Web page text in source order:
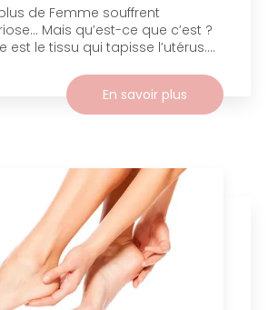
de Femme souffrent
Mais qu’est-ce que c’est ?
est le tissu qui tapisse l’utérus....
En savoir plus